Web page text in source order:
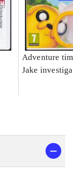
Adventure
Jake